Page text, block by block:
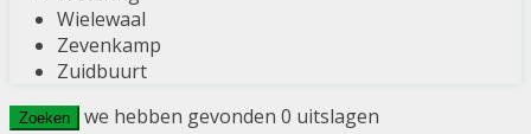
Wielewaal
Zevenkamp
Zuidbuurt
Zoeken we hebben gevonden 0 uitslagen